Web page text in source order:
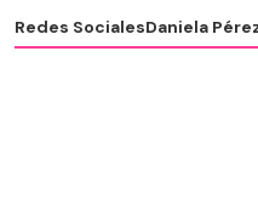
Redes SocialesDaniela